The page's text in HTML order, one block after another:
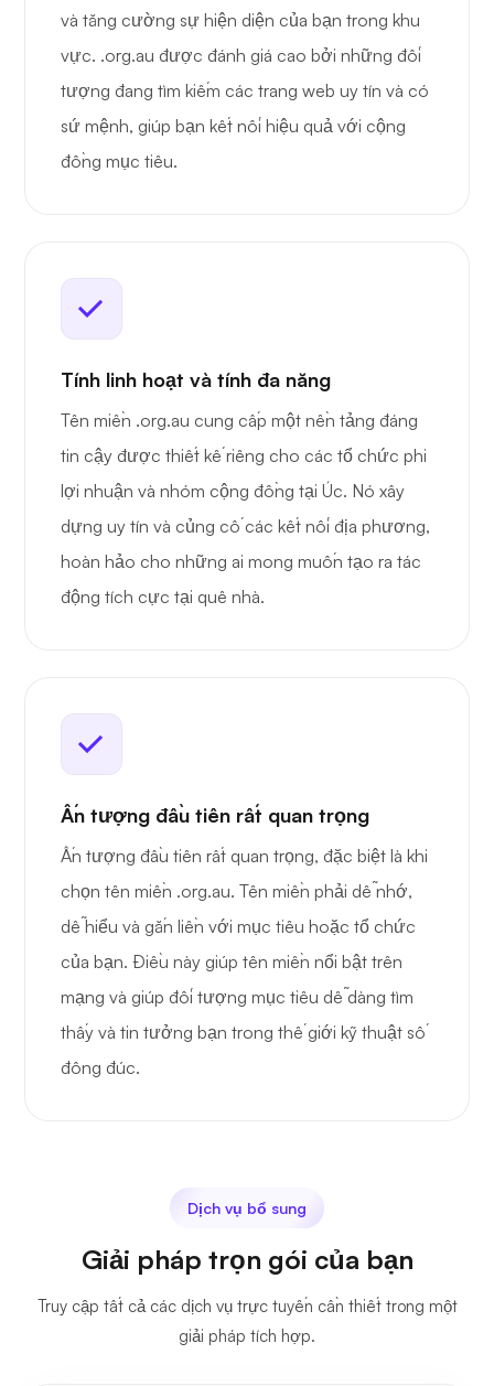
và tăng cường sự hiện diện của bạn trong khu
vực. .org.au được đánh giá cao bởi những đối
tượng đang tìm kiếm các trang web uy tín và có
sứ mệnh, giúp bạn kết nối hiệu quả với cộng
đồng mục tiêu.
Tính linh hoạt và tính đa năng
Tên miền .org.au cung cấp một nền tảng đáng
tin cậy được thiết kế riêng cho các tổ chức phi
lợi nhuận và nhóm cộng đồng tại Úc. Nó xây
dựng uy tín và củng cố các kết nối địa phương,
hoàn hảo cho những ai mong muốn tạo ra tác
động tích cực tại quê nhà.
Ấn tượng đầu tiên rất quan trọng
Ấn tượng đầu tiên rất quan trọng, đặc biệt là khi
chọn tên miền .org.au. Tên miền phải dễ nhớ,
dễ hiểu và gắn liền với mục tiêu hoặc tổ chức
của bạn. Điều này giúp tên miền nổi bật trên
mạng và giúp đối tượng mục tiêu dễ dàng tìm
thấy và tin tưởng bạn trong thế giới kỹ thuật số
đông đúc.
Dịch vụ bổ sung
Giải pháp trọn gói của bạn
Truy cập tất cả các dịch vụ trực tuyến cần thiết trong một
giải pháp tích hợp.